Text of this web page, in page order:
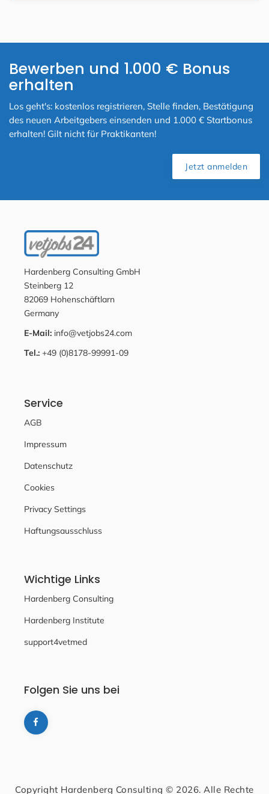
Bewerben und 1.000 € Bonus
erhalten
Los geht's: kostenlos registrieren, Stelle finden, Bestätigung
des neuen Arbeitgebers einsenden und 1.000 € Startbonus
erhalten! Gilt nicht für Praktikanten!
Jetzt anmelden
Hardenberg Consulting GmbH
Steinberg 12
82069 Hohenschäftlarn
Germany
E-Mail: info@vetjobs24.com
Tel.: +49 (0)8178-99991-09
Service
AGB
Impressum
Datenschutz
Cookies
Privacy Settings
Haftungsausschluss
Wichtige Links
Hardenberg Consulting
Hardenberg Institute
support4vetmed
Folgen Sie uns bei
Copyright Hardenberg Consulting © 2026. Alle Rechte